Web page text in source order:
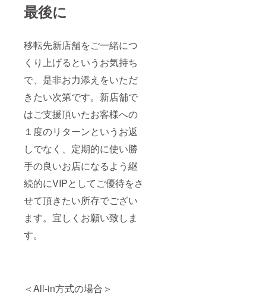
最後に
移転先新店舗をご一緒につ
くり上げるというお気持ち
で、是非お力添えをいただ
きたい次第です。新店舗で
はご支援頂いたお客様への
１度のリターンというお返
しでなく、定期的に使い勝
手の良いお店になるよう継
続的にVIPとしてご優待をさ
せて頂きたい所存でござい
ます。宜しくお願い致しま
す。
＜All-in方式の場合＞